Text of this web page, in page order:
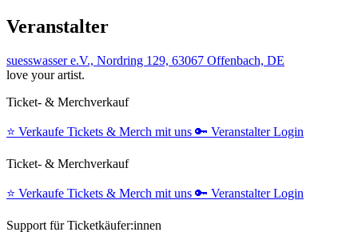
Veranstalter
suesswasser e.V., Nordring 129, 63067 Offenbach, DE
love your artist.
Ticket- & Merchverkauf
⭐️ Verkaufe Tickets & Merch mit uns 🔑 Veranstalter Login
Ticket- & Merchverkauf
⭐️ Verkaufe Tickets & Merch mit uns 🔑 Veranstalter Login
Support für Ticketkäufer:innen